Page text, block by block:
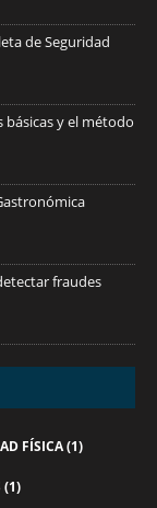
de Seguridad
básicas y el método
fraudes
FÍSICA(1)
(1)